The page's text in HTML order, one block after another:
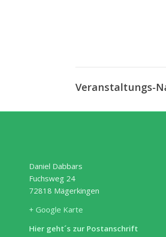
Veranstaltungs-
Daniel Dabbars
Fuchsweg 24
72818 Mägerkingen
+ Google Karte
Hier geht´s zur Postanschrift